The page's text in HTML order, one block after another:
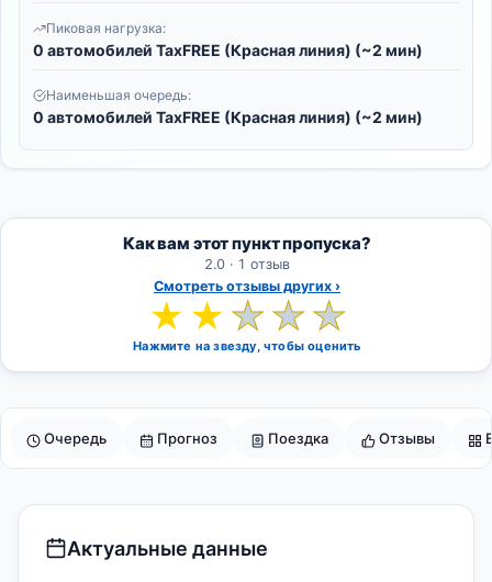
Очередь Прогноз Поездка Отзывы
Пиковая нагрузка:
0 автомобилей TaxFREE (Красная линия) (~2 мин)
Наименьшая очередь:
0 автомобилей TaxFREE (Красная линия) (~2 мин)
Как вам этот пункт пропуска?
2.0 · 1 отзыв
Смотреть отзывы других ›
★ ★ ★★★
Нажмите на звезду, чтобы оценить
Актуальные данные